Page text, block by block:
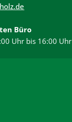
Büro
Uhr bis 16:00 Uhr